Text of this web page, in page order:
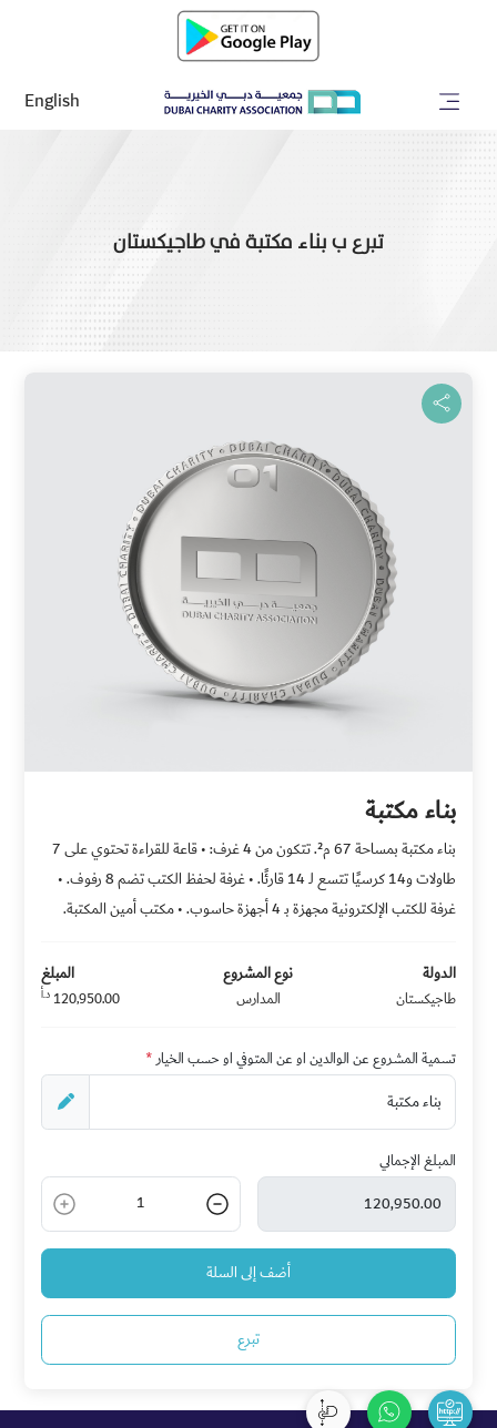
English
تبرع ب بناء مكتبة في طاجيكستان
بناء مكتبة
بناء مكتبة بمساحة 67 م². تتكون من 4 غرف: • قاعة للقراءة تحتوي على 7
طاولات و14 كرسيًا تتسع لـ 14 قارئًا. • غرفة لحفظ الكتب تضم 8 رفوف. •
غرفة للكتب الإلكترونية مجهزة بـ 4 أجهزة حاسوب. • مكتب أمين المكتبة.
الدولة
طاجيكستان
نوع المشروع
المدارس
المبلغ
120,950.00 د.أ
تسمية المشروع عن الوالدين او عن المتوفي او حسب الخيار*
المبلغ الإجمالي
1
أضف إلى السلة
تبرع